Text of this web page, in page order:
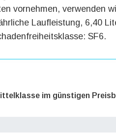
vornehmen, verwenden
Laufleistung, 6,40
SF6.
im günstigen